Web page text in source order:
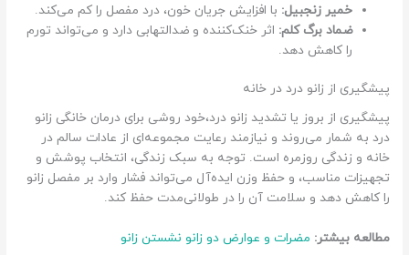
خمیر زنجبیل: با افزایش جریان خون، درد مفصل را کم می‌کند.
ضماد برگ کلم: اثر خنک‌کننده و ضدالتهابی دارد و می‌تواند تورم
را کاهش دهد.
پیشگیری از زانو درد در خانه
پیشگیری از بروز یا تشدید زانو درد،خود روشی برای درمان خانگی زانو
درد به شمار می‌روند و نیازمند رعایت مجموعه‌ای از عادات سالم در
خانه و زندگی روزمره است. توجه به سبک زندگی، انتخاب پوشش و
تجهیزات مناسب، و حفظ وزن ایده‌آل می‌تواند فشار وارد بر مفصل زانو
را کاهش دهد و سلامت آن را در طولانی‌مدت حفظ کند.
مطالعه بیشتر: مضرات و عوارض دو زانو نشستن زانو